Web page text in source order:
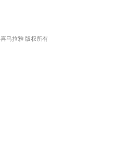
喜马拉雅 版权所有